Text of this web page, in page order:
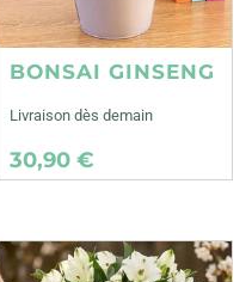
BONSAI GINSENG
Livraison dès demain
30,90 €